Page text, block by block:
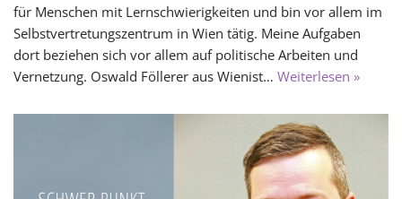
für Menschen mit Lernschwierigkeiten und bin vor allem im
Selbstvertretungszentrum in Wien tätig. Meine Aufgaben
dort beziehen sich vor allem auf politische Arbeiten und
Vernetzung. Oswald Föllerer aus Wienist… Weiterlesen »